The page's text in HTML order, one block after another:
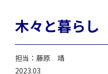
木々と暮らし
担当：藤原 靖
2023.03